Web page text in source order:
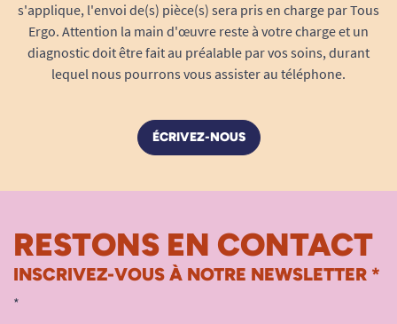
s'applique, l'envoi de(s) pièce(s) sera pris en charge par Tous
Ergo. Attention la main d'œuvre reste à votre charge et un
diagnostic doit être fait au préalable par vos soins, durant
lequel nous pourrons vous assister au téléphone.
ÉCRIVEZ-NOUS
RESTONS EN CONTACT
INSCRIVEZ-VOUS À NOTRE NEWSLETTER *
*